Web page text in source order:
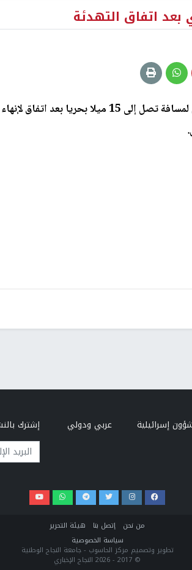
السماح للصيادين بالعودة إلى العمل لمسافة تصل إلى 15 ميلا بحريا بعد اتفاق لإنهاء